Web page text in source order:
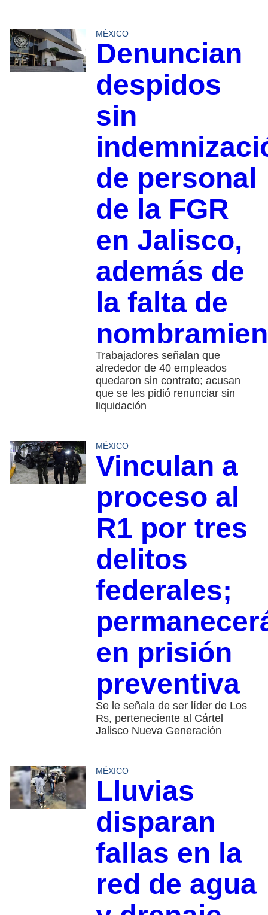
MÉXICO
Denuncian
despidos
sin
de personal
de la FGR
en Jalisco,
además de
la falta de
Trabajadores señalan que
alrededor de 40 empleados
quedaron sin contrato; acusan
que se les pidió renunciar sin
liquidación
MÉXICO
Vinculan a
proceso al
R1 por tres
delitos
federales;
en prisión
preventiva
Se le señala de ser líder de Los
Rs, perteneciente al Cártel
Jalisco Nueva Generación
MÉXICO
Lluvias
disparan
fallas en la
red de agua